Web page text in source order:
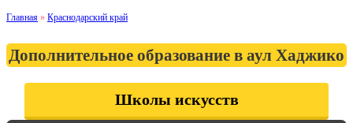
Главная » Краснодарский край
Дополнительное образование в аул Хаджико
Школы искусств